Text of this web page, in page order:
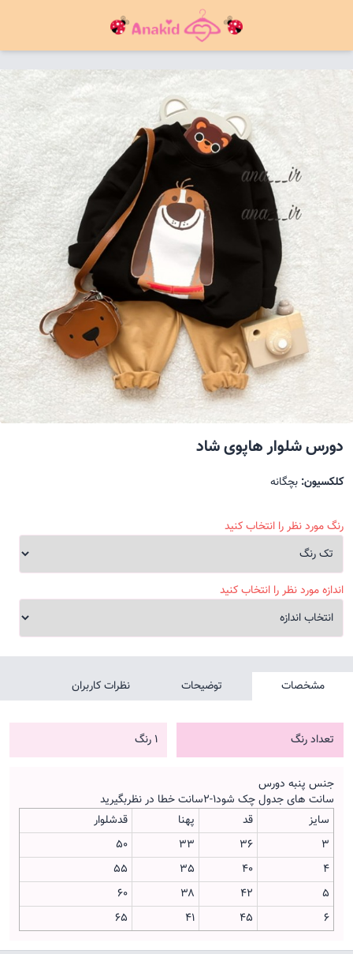
دورس شلوار هاپوی شاد
کلکسیون: بچگانه
رنگ مورد نظر را انتخاب کنید
اندازه مورد نظر را انتخاب کنید
مشخصات توضیحات نظرات کاربران
تعداد رنگ 1 رنگ
جنس پنبه دورس
سانت های جدول چک شود۱-۲سانت خطا در نظربگیرید
سایز
قد پهنا
قدشلوار
۳
۳۶ 33
۵۰
۴
40
35
۵۵
۵
42 ۳۸
۶۰
۶
45 ۴۱ ۶۵